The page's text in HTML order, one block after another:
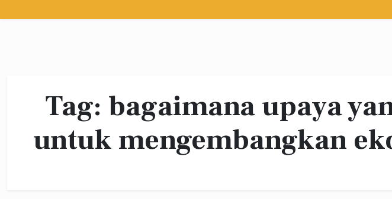
Tag: bagaimana upaya
untuk mengembangkan